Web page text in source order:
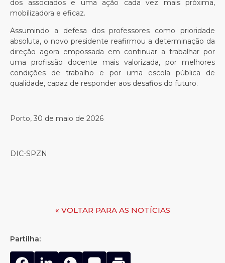
dos associados e uma ação cada vez mais próxima,
mobilizadora e eficaz.
Assumindo a defesa dos professores como prioridade
absoluta, o novo presidente reafirmou a determinação da
direção agora empossada em continuar a trabalhar por
uma profissão docente mais valorizada, por melhores
condições de trabalho e por uma escola pública de
qualidade, capaz de responder aos desafios do futuro.
Porto, 30 de maio de 2026
DIC-SPZN
« VOLTAR PARA AS NOTÍCIAS
Partilha: